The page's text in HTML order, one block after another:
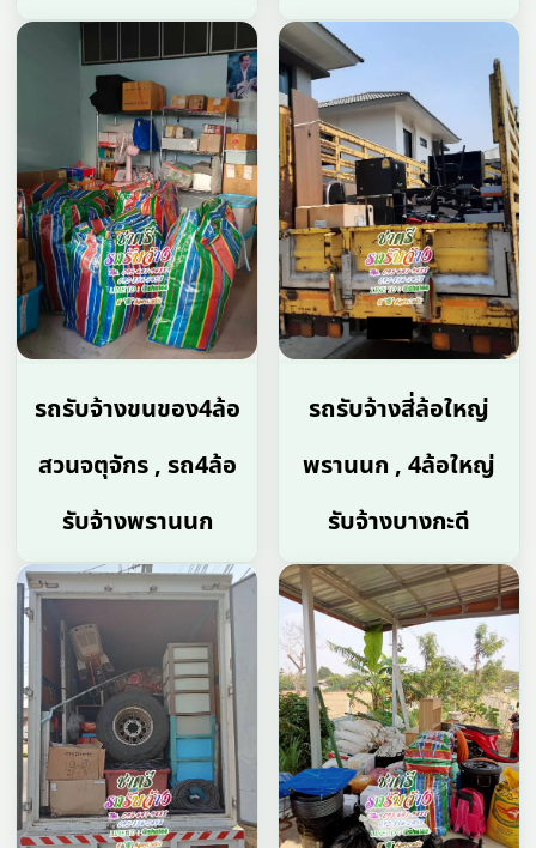
รถรับจ้างขนของ4ล้อ
สวนจตุจักร , รถ4ล้อ
รับจ้างพรานนก
รถรับจ้างสี่ล้อใหญ่
พรานนก , 4ล้อใหญ่
รับจ้างบางกะดี